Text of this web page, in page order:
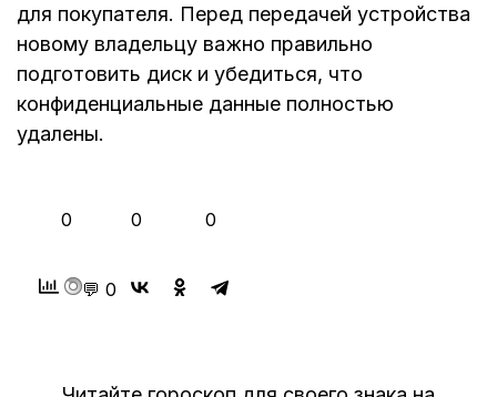
для покупателя. Перед передачей устройства
новому владельцу важно правильно
подготовить диск и убедиться, что
конфиденциальные данные полностью
удалены.
0 0 0
💬 0